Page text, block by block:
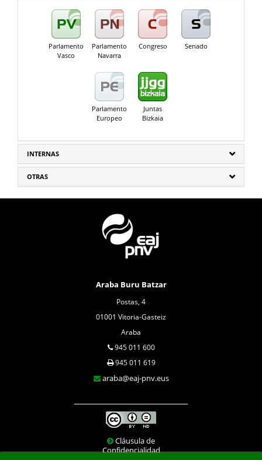
Parlamento
Vasco
Parlamento
Navarra
Congreso Senado
Parlamento
Europeo
Juntas
Bizkaia
INTERNAS
OTRAS
Araba Buru Batzar
Postas, 4
01001 Vitoria-Gasteiz
Araba
945 011 600
945 011 619
araba@eaj-pnv.eus
Cláusula de
Confidencialidad